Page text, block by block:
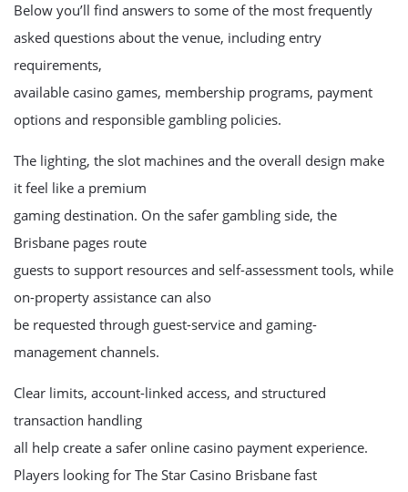
Below you’ll find answers to some of the most frequently
asked questions about the venue, including entry
requirements,
available casino games, membership programs, payment
options and responsible gambling policies.
The lighting, the slot machines and the overall design make
it feel like a premium
gaming destination. On the safer gambling side, the
Brisbane pages route
guests to support resources and self-assessment tools, while
on-property assistance can also
be requested through guest-service and gaming-
management channels.
Clear limits, account-linked access, and structured
transaction handling
all help create a safer online casino payment experience.
Players looking for The Star Casino Brisbane fast